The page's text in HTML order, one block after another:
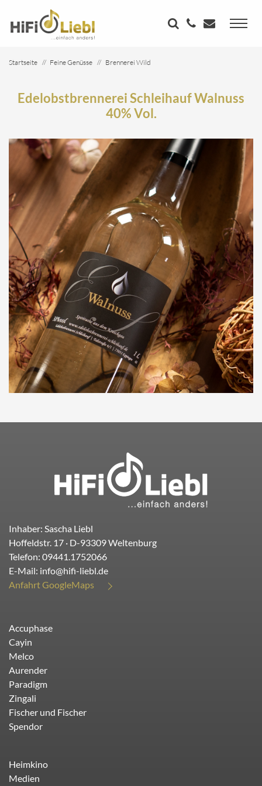
Startseite Feine Genüsse
Brennerei Wild
Edelobstbrennerei Schleihauf Walnuss
40% Vol.
Inhaber: Sascha Liebl
Hoffeldstr. 17 · D-93309Weltenburg
Telefon: 09441.1752066
E-Mail: info@hifi-liebl.de
Anfahrt GoogleMaps
Accuphase
Cayin
Melco
Aurender
Paradigm
Zingali
Fischer und Fischer
Spendor
Heimkino
Medien